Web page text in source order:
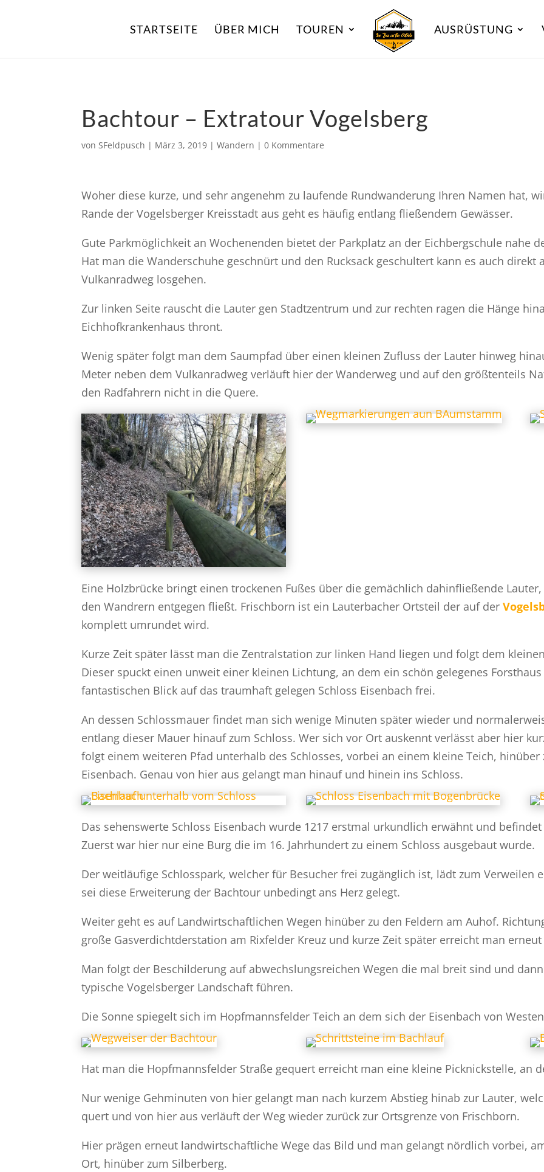
STARTSEITE ÜBER MICH TOUREN AUSRÜSTUNG
Bachtour – Extratour Vogelsberg
von SFeldpusch | März 3, 2019 |Wandern |0 Kommentare
Woher diese kurze, und sehr angenehm zu laufende Rundwanderung Ihren Namen hat,
Rande der Vogelsberger Kreisstadt aus geht es häufig entlang fließendem Gewässer.
Gute Parkmöglichkeit an Wochenenden bietet der Parkplatz an der Eichbergschule nahe
Hat man die Wanderschuhe geschnürt und den Rucksack geschultert kann es auch direkt
Vulkanradweg losgehen.
Zur linken Seite rauscht die Lauter gen Stadtzentrum und zur rechten ragen die Hänge
Eichhofkrankenhaus thront.
Wenig später folgt man dem Saumpfad über einen kleinen Zufluss der Lauter hinweg
Meter neben dem Vulkanradweg verläuft hier der Wanderweg und auf den größtenteils
den Radfahrern nicht in die Quere.
Eine Holzbrücke bringt einen trockenen Fußes über die gemächlich dahinfließende
den Wandrern entgegen fließt. Frischborn ist ein Lauterbacher Ortsteil der auf der
komplett umrundet wird.
Kurze Zeit später lässt man die Zentralstation zur linken Hand liegen und folgt dem
Dieser spuckt einen unweit einer kleinen Lichtung, an dem ein schön gelegenes
fantastischen Blick auf das traumhaft gelegen Schloss Eisenbach frei.
An dessen Schlossmauer findet man sich wenige Minuten später wieder und
entlang dieser Mauer hinauf zum Schloss. Wer sich vor Ort auskennt verlässt aber hier
folgt einem weiteren Pfad unterhalb des Schlosses, vorbei an einem kleine Teich,
Eisenbach. Genau von hier aus gelangt man hinauf und hinein ins Schloss.
Das sehenswerte Schloss Eisenbach wurde 1217 erstmal urkundlich erwähnt und
Zuerst war hier nur eine Burg die im 16. Jahrhundert zu einem Schloss ausgebaut wurde.
Der weitläufige Schlosspark, welcher für Besucher frei zugänglich ist, lädt zum Verweilen
sei diese Erweiterung der Bachtour unbedingt ans Herz gelegt.
Weiter geht es auf Landwirtschaftlichen Wegen hinüber zu den Feldern am Auhof.
große Gasverdichtderstation am Rixfelder Kreuz und kurze Zeit später erreicht man
Man folgt der Beschilderung auf abwechslungsreichen Wegen die mal breit sind und
typische Vogelsberger Landschaft führen.
Die Sonne spiegelt sich im Hopfmannsfelder Teich an dem sich der Eisenbach von
Hat man die Hopfmannsfelder Straße gequert erreicht man eine kleine Picknickstelle, an
Nur wenige Gehminuten von hier gelangt man nach kurzem Abstieg hinab zur Lauter,
quert und von hier aus verläuft der Weg wieder zurück zur Ortsgrenze von Frischborn.
Hier prägen erneut landwirtschaftliche Wege das Bild und man gelangt nördlich vorbei,
Ort, hinüber zum Silberberg.